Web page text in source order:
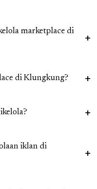
marketplace di
di Klungkung?
iklan di